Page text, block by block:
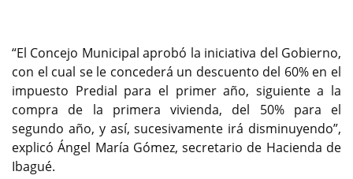
“El Concejo Municipal aprobó la iniciativa del Gobierno,
con el cual se le concederá un descuento del 60% en el
impuesto Predial para el primer año, siguiente a la
compra de la primera vivienda, del 50% para el
segundo año, y así, sucesivamente irá disminuyendo”,
explicó Ángel María Gómez, secretario de Hacienda de
Ibagué.